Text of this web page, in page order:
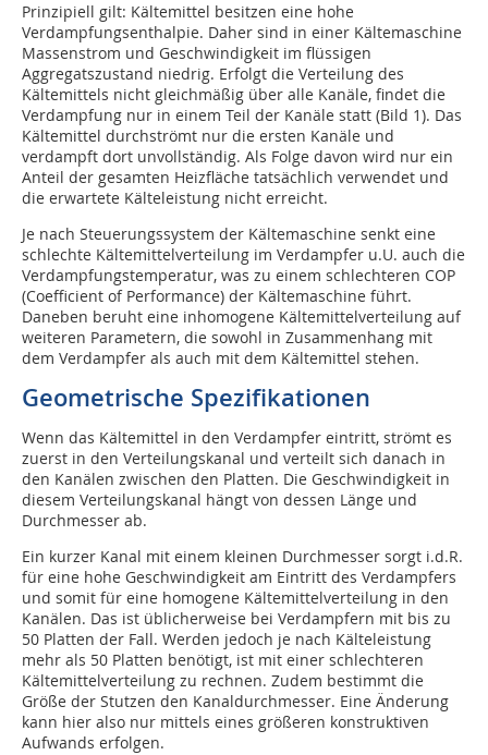
Prinzipiell gilt: Kältemittel besitzen eine hohe
Verdampfungsenthalpie. Daher sind in einer Kältemaschine
Massenstrom und Geschwindigkeit im flüssigen
Aggregatszustand niedrig. Erfolgt die Verteilung des
Kältemittels nicht gleichmäßig über alle Kanäle, findet die
Verdampfung nur in einem Teil der Kanäle statt (Bild 1). Das
Kältemittel durchströmt nur die ersten Kanäle und
verdampft dort unvollständig. Als Folge davon wird nur ein
Anteil der gesamten Heizfläche tatsächlich verwendet und
die erwartete Kälteleistung nicht erreicht.
Je nach Steuerungssystem der Kältemaschine senkt eine
schlechte Kältemittelverteilung im Verdampfer u.U. auch die
Verdampfungstemperatur, was zu einem schlechteren COP
(Coefficient of Performance) der Kältemaschine führt.
Daneben beruht eine inhomogene Kältemittelverteilung auf
weiteren Parametern, die sowohl in Zusammenhang mit
dem Verdampfer als auch mit dem Kältemittel stehen.
Geometrische Spezifikationen
Wenn das Kältemittel in den Verdampfer eintritt, strömt es
zuerst in den Verteilungskanal und verteilt sich danach in
den Kanälen zwischen den Platten. Die Geschwindigkeit in
diesem Verteilungskanal hängt von dessen Länge und
Durchmesser ab.
Ein kurzer Kanal mit einem kleinen Durchmesser sorgt i.d.R.
für eine hohe Geschwindigkeit am Eintritt des Verdampfers
und somit für eine homogene Kältemittelverteilung in den
Kanälen. Das ist üblicherweise bei Verdampfern mit bis zu
50 Platten der Fall. Werden jedoch je nach Kälteleistung
mehr als 50 Platten benötigt, ist mit einer schlechteren
Kältemittelverteilung zu rechnen. Zudem bestimmt die
Größe der Stutzen den Kanaldurchmesser. Eine Änderung
kann hier also nur mittels eines größeren konstruktiven
Aufwands erfolgen.